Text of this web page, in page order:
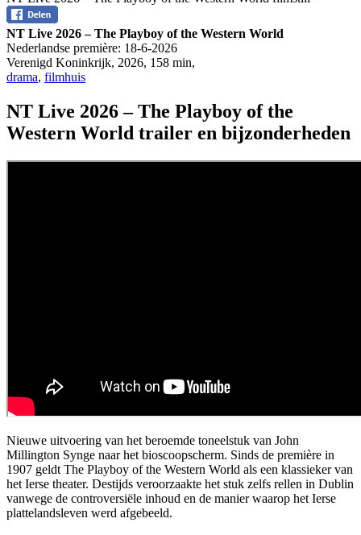
NT Live 2026 – The Playboy of the Western World
Nederlandse première: 18-6-2026
Verenigd Koninkrijk, 2026, 158 min,
drama, filmhuis
NT Live 2026 – The Playboy of the
Western World trailer en bijzonderheden
Nieuwe uitvoering van het beroemde toneelstuk van John
Millington Synge naar het bioscoopscherm. Sinds de première in
1907 geldt The Playboy of the Western World als een klassieker van
het Ierse theater. Destijds veroorzaakte het stuk zelfs rellen in Dublin
vanwege de controversiële inhoud en de manier waarop het Ierse
plattelandsleven werd afgebeeld.